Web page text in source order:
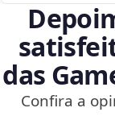
das
Confira a